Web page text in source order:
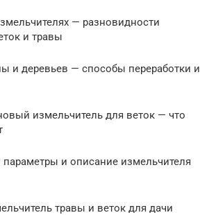
— разновидности
и травы
и деревьев — способы переработки и
измельчитель для веток — что
параметры и описание измельчителя
травы и веток для дачи